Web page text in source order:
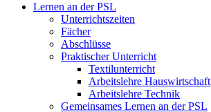
Lernen an der PSL
Unterrichtszeiten
Fächer
Abschlüsse
Praktischer Unterricht
Textilunterricht
Arbeitslehre Hauswirtschaft
Arbeitslehre Technik
Gemeinsames Lernen an der PSL​